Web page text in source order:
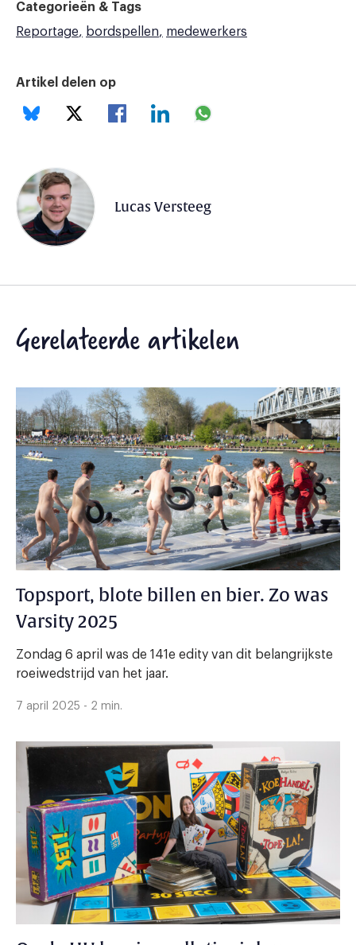
Categorieën & Tags
Reportage
bordspellen medewerkers
Artikel delen op
Lucas Versteeg
Gerelateerde artikelen
Topsport, blote billen en bier. Zo was
Varsity 2025
Zondag 6 april was de 141e edity van dit belangrijkste
roeiwedstrijd van het jaar.
7 april 2025 - 2 min.